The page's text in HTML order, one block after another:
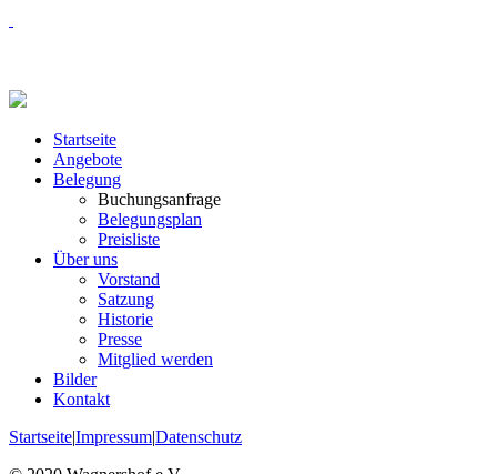
Startseite
Angebote
Belegung
Buchungsanfrage
Belegungsplan
Preisliste
Über uns
Vorstand
Satzung
Historie
Presse
Mitglied werden
Bilder
Kontakt
Startseite|Impressum|Datenschutz